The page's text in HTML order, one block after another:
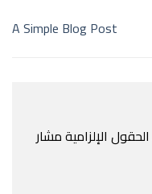
A Simple Blog Post
الحقول الإلزامية مشار